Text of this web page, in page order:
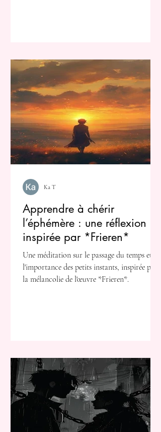
Apprendre à chérir
l’éphémère : une réflexion
inspirée par *Frieren*
Une méditation sur le passage du temps et
l'importance des petits instants, inspirée par
la mélancolie de l'œuvre *Frieren*.
Ka T